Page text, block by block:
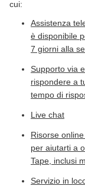
cui:
Assistenza
è disponibile
7 giorni alla
Supporto via
rispondere a
tempo di
Live chat
Risorse
per aiutarti a
Tape, inclusi
Servizio in